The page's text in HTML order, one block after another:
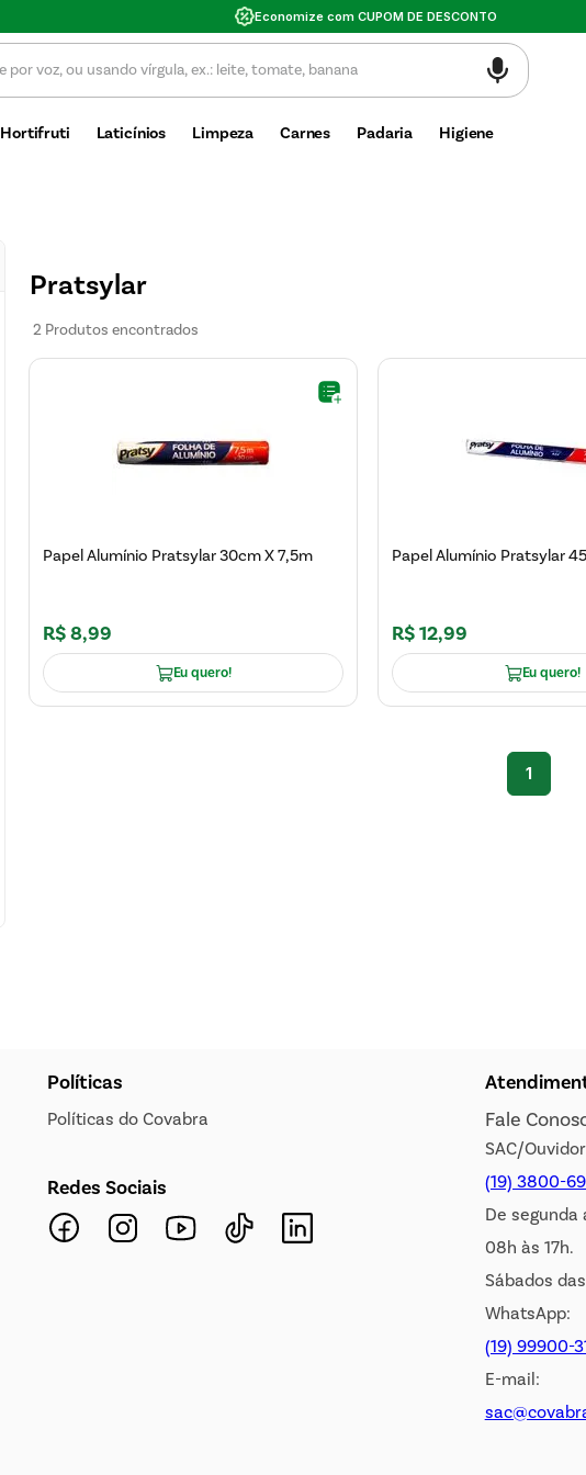
Economize com CUPOM DE DESCONTO
Hortifruti Laticínios Limpeza Carnes Padaria Higiene
Pratsylar
2 Produtos
Papel Alumínio Pratsylar 30cm X 7,5m
R$8,99
Eu quero!
Papel Alumínio Pratsylar
R$12,99
Eu quero!
1
Políticas
Políticas do Covabra
Redes Sociais
Fale
SAC/
(19) 3800-
De segunda
08h às 17h.
Sábados
WhatsApp:
(19) 99900-
E-mail: